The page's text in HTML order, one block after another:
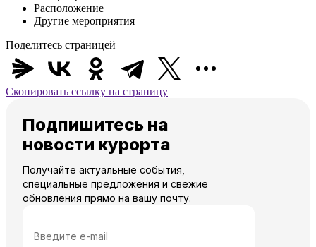
Расположение
Другие мероприятия
Поделитесь страницей
Скопировать ссылку на страницу
Подпишитесь на
новости курорта
Получайте актуальные события,
специальные предложения и свежие
обновления прямо на вашу почту.